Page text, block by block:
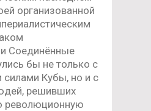
организованной
Соединённые
бы не только с
Кубы, но и с
решивших
революционную